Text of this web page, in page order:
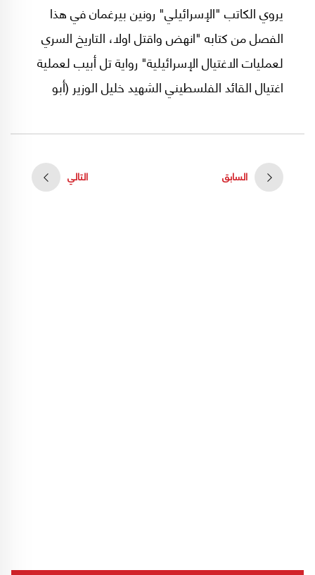
يروي الكاتب "الإسرائيلي" رونين بيرغمان في هذا
الفصل من كتابه "انهض واقتل اولا، التاريخ السري
لعمليات الاغتيال الإسرائيلية" رواية تل أبيب لعملية
اغتيال القائد الفلسطيني الشهيد خليل الوزير (أبو
التالي السابق